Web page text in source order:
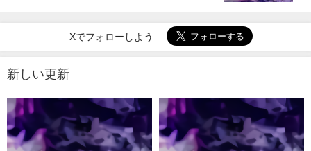
Xでフォローしよう
新しい更新